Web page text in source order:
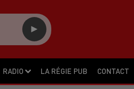
RADIO LA RÉGIE PUB CONTACT